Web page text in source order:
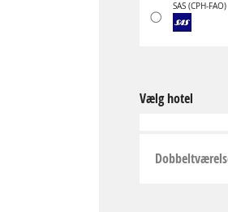
SAS (CPH-FAO)
Vælg hotel